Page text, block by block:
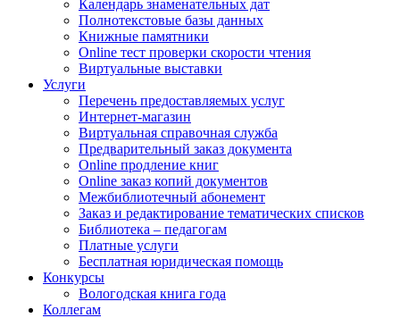
Календарь знаменательных дат
Полнотекстовые базы данных
Книжные памятники
Online тест проверки скорости чтения
Виртуальные выставки
Услуги
Перечень предоставляемых услуг
Интернет-магазин
Виртуальная справочная служба
Предварительный заказ документа
Online продление книг
Online заказ копий документов
Межбиблиотечный абонемент
Заказ и редактирование тематических списков
Библиотека – педагогам
Платные услуги
Бесплатная юридическая помощь
Конкурсы
Вологодская книга года
Коллегам